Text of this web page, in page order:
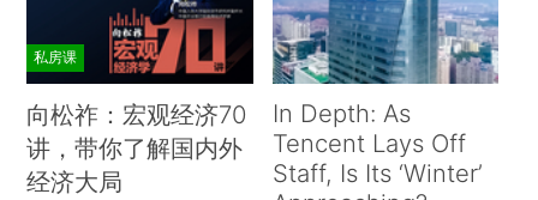
私房课
向松祚：宏观经济70
讲，带你了解国内外
经济大局
In Depth: As
Tencent Lays Off
Staff, Is Its ‘Winter’